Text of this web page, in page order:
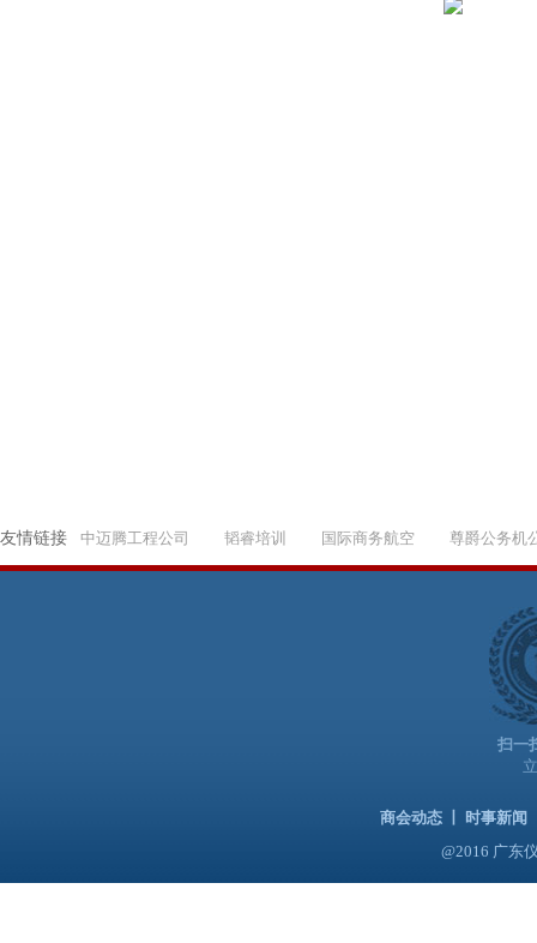
友情链接 中迈腾工程公司 韬睿培训 国际商务航空 尊爵公务机
扫一
商会动态 时事新闻
@2016 广东